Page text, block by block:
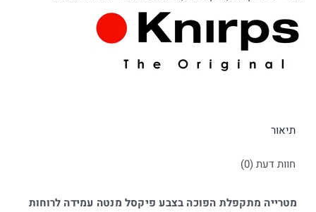
תיאור
חוות דעת (0)
מטרייה מתקפלת הפוכה בצבע פיקסל מנטה עמידה לרוחות